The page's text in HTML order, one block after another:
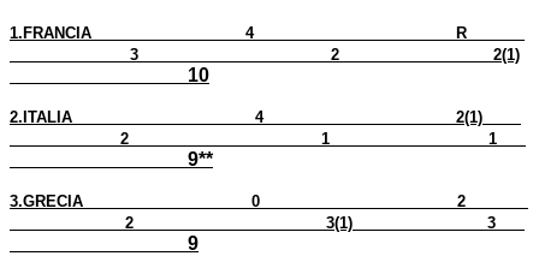
1. FRANCIA 4 R
3 2 2(1)
10
2. ITALIA 4 2(1)
2 1 1
9**
3.GRECIA 0
2
2
3(1) 3
9